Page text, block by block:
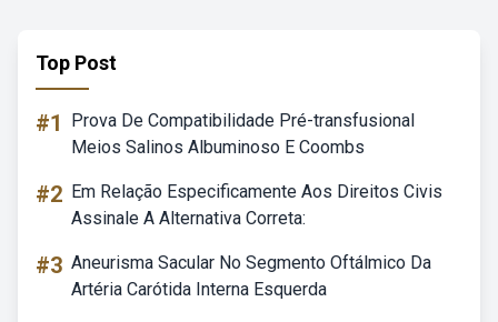
Top Post
#1
Prova De Compatibilidade Pré-transfusional
Meios Salinos Albuminoso E Coombs
#2 Em Relação Especificamente Aos Direitos Civis
Assinale A Alternativa Correta:
#3 Aneurisma Sacular No Segmento Oftálmico Da
Artéria Carótida Interna Esquerda